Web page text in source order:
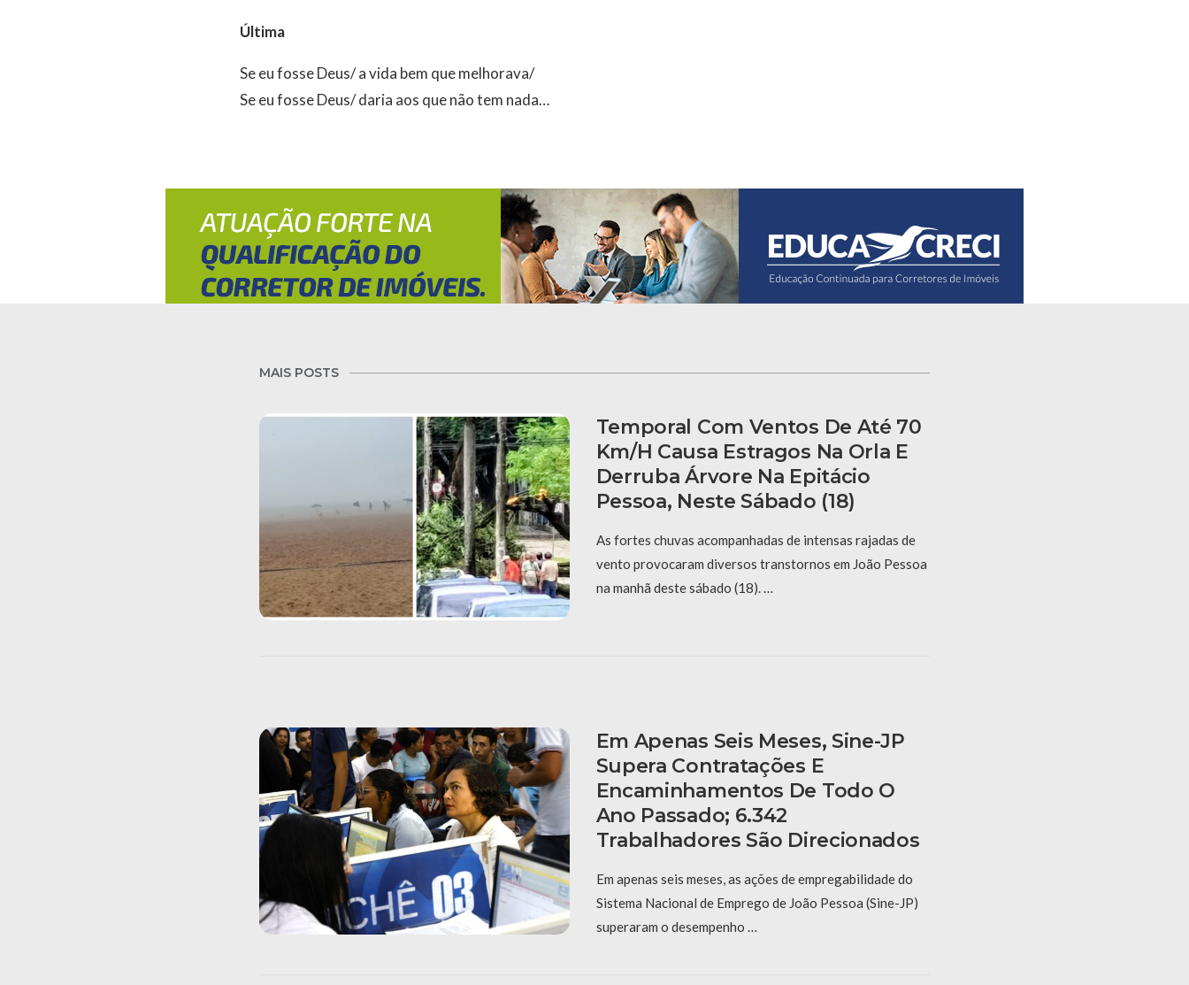
Última
Se eu fosse Deus/ a vida bem que melhorava/
Se eu fosse Deus/ daria aos que não tem nada…
MAIS POSTS
Temporal Com Ventos De Até 70
Km/h Causa Estragos Na Orla E
Derruba Árvore Na Epitácio
Pessoa, Neste Sábado (18)
As fortes chuvas acompanhadas de intensas rajadas de
vento provocaram diversos transtornos em João Pessoa
na manhã deste sábado (18). …
Em Apenas Seis Meses, Sine-JP
Supera Contratações E
Encaminhamentos De Todo O
Ano Passado; 6.342
Trabalhadores São Direcionados
Em apenas seis meses, as ações de empregabilidade do
Sistema Nacional de Emprego de João Pessoa (Sine-JP)
superaram o desempenho …